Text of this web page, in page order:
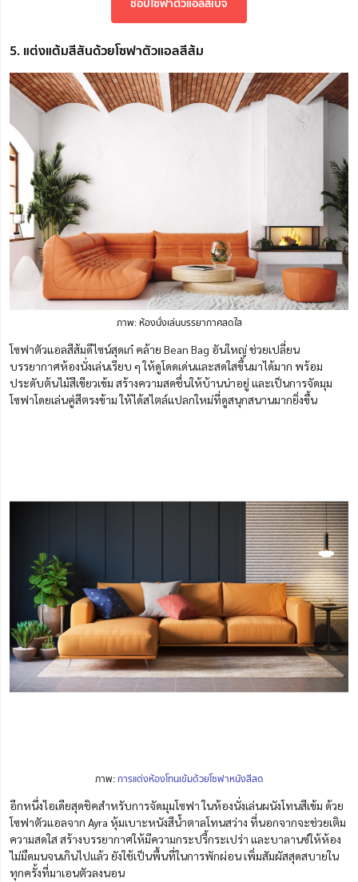
5. แต่งแต้มสีสันด้วยโซฟาตัวแอลสีส้ม
ภาพ: ห้องนั่งเล่นบรรยากาศสดใส
โซฟาตัวแอลสีส้มดีไซน์สุดเก๋ คล้าย Bean Bag อันใหญ่ ช่วยเปลี่ยน
บรรยากาศห้องนั่งเล่นเรียบ ๆ ให้ดูโดดเด่นและสดใสขึ้นมาได้มาก พร้อม
ประดับต้นไม้สีเขียวเข้ม สร้างความสดชื่นให้บ้านน่าอยู่ และเป็นการจัดมุม
โซฟาโดยเล่นคู่สีตรงข้าม ให้ได้สไตล์แปลกใหม่ที่ดูสนุกสนานมากยิ่งขึ้น
ภาพ:การแต่งห้องโทนเข้มด้วยโซฟาหนังสีสด
อีกหนึ่งไอเดียสุดชิคสำหรับการจัดมุมโซฟา ในห้องนั่งเล่นผนังโทนสีเข้ม ด้วย
โซฟาตัวแอลจาก Ayra หุ้มเบาะหนังสีน้ำตาลโทนสว่าง ที่นอกจากจะช่วยเติม
ความสดใส สร้างบรรยากาศให้มีความกระปรี้กระเปร่า และบาลานซ์ให้ห้อง
ไม่มืดมนจนเกินไปแล้ว ยังใช้เป็นพื้นที่ในการพักผ่อน เพิ่มสัมผัสสุดสบายใน
ทุกครั้งที่มาเอนตัวลงนอน